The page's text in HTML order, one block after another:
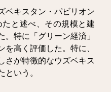
ベキスタン・パビリオン
と述べ、その規模と建
。特に「グリーン経済」
を高く評価した。特に、
さが特徴的なウズベキス
という。